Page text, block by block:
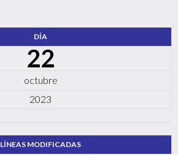
DÍA
22
octubre
2023
LÍNEAS MODIFICADAS